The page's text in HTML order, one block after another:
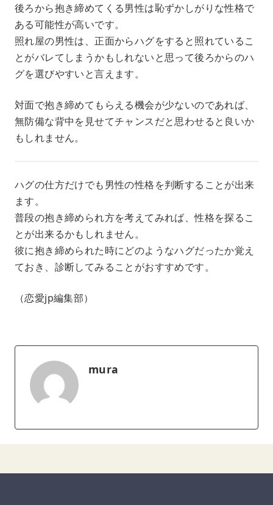
後ろから抱き締めてくる男性は恥ずかしがりな性格で
ある可能性が高いです。
照れ屋の男性は、正面からハグをすると照れているこ
とがバレてしまうかもしれないと思って後ろからのハ
グを選びやすいと言えます。
対面で抱き締めてもらえる機会が少ないのであれば、
無防備な背中を見せてチャンスだと思わせると良いか
もしれません。
ハグの仕方だけでも男性の性格を判断することが出来
ます。
普段の抱き締められ方を考えてみれば、性格を探るこ
とが出来るかもしれません。
彼に抱き締められた時にどのようなハグだったか覚え
ておき、診断してみることがおすすめです。
（恋愛jp編集部）
mura